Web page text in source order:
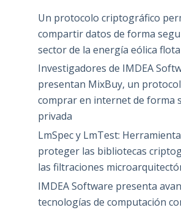
Un protocolo criptográfico
compartir datos de forma
sector de la energía eólica
Investigadores de IMDEA
presentan MixBuy, un
comprar en internet de forma
privada
LmSpec y LmTest:
proteger las bibliotecas
las filtraciones
IMDEA Software presenta
tecnologías de computación